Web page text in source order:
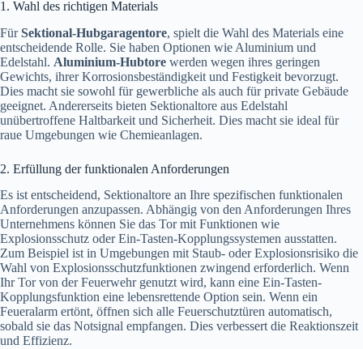
1. Wahl des richtigen Materials
FürSektional-Hubgaragentore, spielt die Wahl des Materials eine
entscheidende Rolle. Sie haben Optionen wie Aluminium und
Edelstahl. Aluminium-Hubtore werden wegen ihres geringen
Gewichts, ihrer Korrosionsbeständigkeit und Festigkeit bevorzugt.
Dies macht sie sowohl für gewerbliche als auch für private Gebäude
geeignet. Andererseits bieten Sektionaltore aus Edelstahl
unübertroffene Haltbarkeit und Sicherheit. Dies macht sie ideal für
raue Umgebungen wie Chemieanlagen.
2. Erfüllung der funktionalen Anforderungen
Es ist entscheidend, Sektionaltore an Ihre spezifischen funktionalen
Anforderungen anzupassen. Abhängig von den Anforderungen Ihres
Unternehmens können Sie das Tor mit Funktionen wie
Explosionsschutz oder Ein-Tasten-Kopplungssystemen ausstatten.
Zum Beispiel ist in Umgebungen mit Staub- oder Explosionsrisiko die
Wahl von Explosionsschutzfunktionen zwingend erforderlich. Wenn
Ihr Tor von der Feuerwehr genutzt wird, kann eine Ein-Tasten-
Kopplungsfunktion eine lebensrettende Option sein. Wenn ein
Feueralarm ertönt, öffnen sich alle Feuerschutztüren automatisch,
sobald sie das Notsignal empfangen. Dies verbessert die Reaktionszeit
und Effizienz.